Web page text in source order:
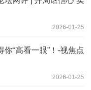
2026-01-25
“高看一眼”！-视焦点
2026-01-25